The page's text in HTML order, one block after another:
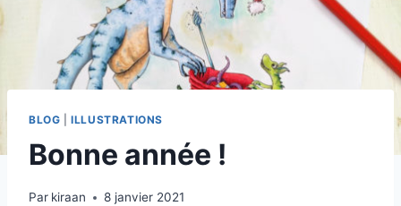
BLOG |ILLUSTRATIONS
Bonne année !
Par kiraan 8 janvier 2021